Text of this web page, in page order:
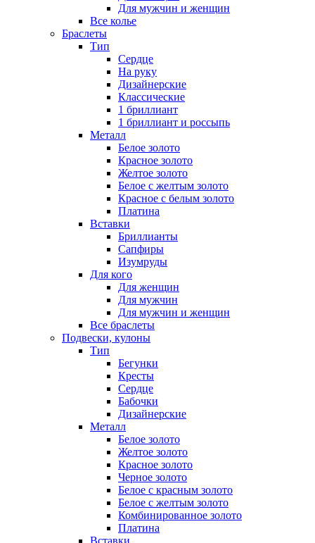
Для мужчин и женщин
Все колье
Браслеты
Тип
Сердце
На руку
Дизайнерские
Классические
1 бриллиант
1 бриллиант и россыпь
Металл
Белое золото
Красное золото
Желтое золото
Белое с желтым золото
Красное с белым золото
Платина
Вставки
Бриллианты
Сапфиры
Изумруды
Для кого
Для женщин
Для мужчин
Для мужчин и женщин
Все браслеты
Подвески, кулоны
Тип
Бегунки
Кресты
Сердце
Бабочки
Дизайнерские
Металл
Белое золото
Желтое золото
Красное золото
Черное золото
Белое с красным золото
Белое с желтым золото
Комбинированное золото
Платина
Вставки